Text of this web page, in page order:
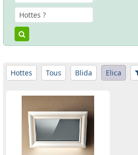
Hottes Tous Blida Elica